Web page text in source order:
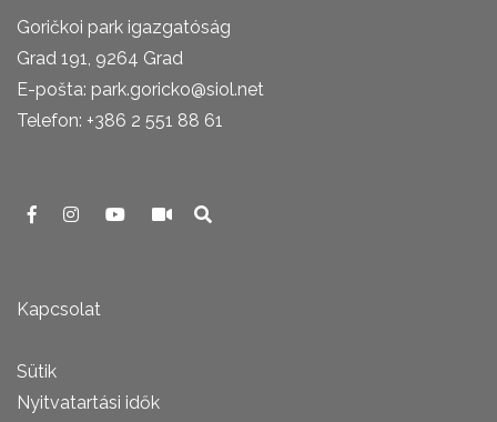
Goričkoi park igazgatóság
Grad 191, 9264 Grad
E-pošta: park.goricko@siol.net
Telefon: +386 2 551 88 61
Kapcsolat
Sütik
Nyitvatartási idők